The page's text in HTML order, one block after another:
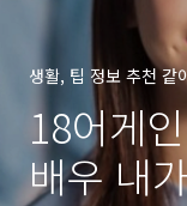
생활, 팁 정보 추천 같
18어게
배우 내